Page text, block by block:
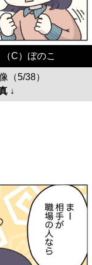
C）ぼのこ
（5/38）
↓